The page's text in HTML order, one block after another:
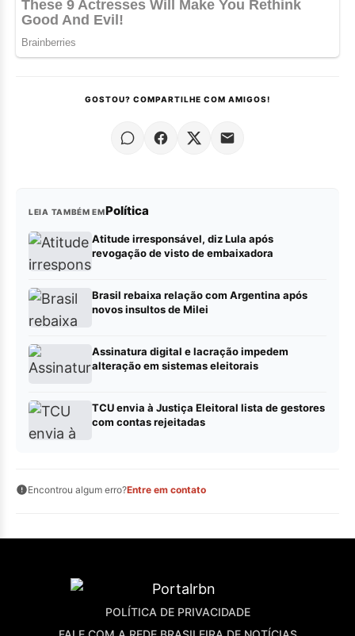
GOSTOU? COMPARTILHE COM AMIGOS!
LEIA TAMBÉM EMPolítica
Atitude irresponsável, diz Lula após
revogação de visto de embaixadora
Brasil rebaixa relação com Argentina após
novos insultos de Milei
Assinatura digital e lacração impedem
alteração em sistemas eleitorais
TCU envia à Justiça Eleitoral lista de gestores
com contas rejeitadas
Encontrou algum erro?Entre em contato
POLÍTICA DE PRIVACIDADE